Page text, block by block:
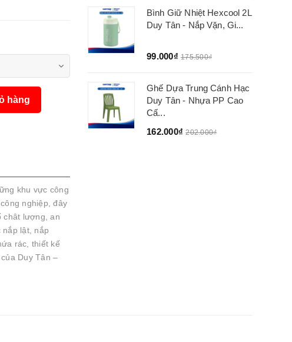
hàng
khu vực công
nghiệp, đây
chât lượng, an
lật, nắp
rác, thiết kế
Duy Tân –
Bình Giữ Nhiệt Hexcool 2L
Duy Tân - Nắp Vặn, Gi...
99.000₫ 175.500₫
Ghế Dựa Trung Cánh Hạc
Duy Tân - Nhựa PP Cao
Cấ...
162.000₫ 202.000₫